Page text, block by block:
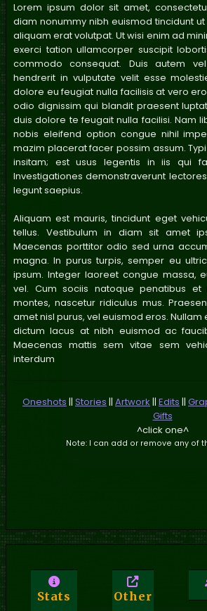
Lorem ipsum dolor sit amet,
diam nonummy nibh euismod tincidunt
aliquam erat volutpat. Ut wisi enim ad
exerci tation ullamcorper suscipit
commodo consequat. Duis autem
hendrerit in vulputate velit esse
dolore eu feugiat nulla facilisis at vero
odio dignissim qui blandit praesent
duis dolore te feugait nulla facilisi. Nam
nobis eleifend option congue nihil
mazim placerat facer possim assum.
insitam; est usus legentis in iis qui
Investigationes demonstraverunt
legunt saepius.
Aliquam est mauris, tincidunt eget
tellus. Vestibulum in diam sit amet
Maecenas porttitor odio sed urna
magna. In purus turpis, semper eu
ipsum. Integer laoreet congue massa,
vel. Cum sociis natoque penatibus et
montes, nascetur ridiculus mus.
amet nisl purus, vel euismod eros. Nullam
dictum lacus at nibh euismod ac
Maecenas mattis sem vitae sem
interdum
Oneshots || Stories || Artwork || Edits ||
Gifts
^click one^
Note: I can add or remove any of
Stats Other